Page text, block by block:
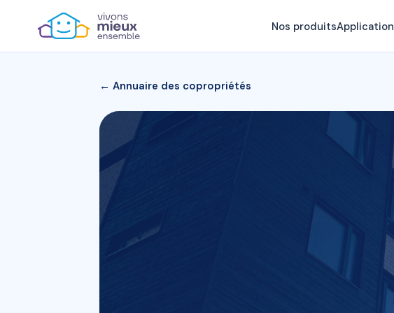
Nos produitsApplication
← Annuaire des copropriétés